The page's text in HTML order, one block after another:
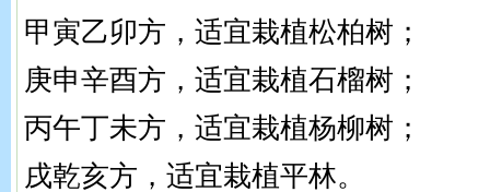
甲寅乙卯方，适宜栽植松柏树；
庚申辛酉方，适宜栽植石榴树；
丙午丁未方，适宜栽植杨柳树；
戌乾亥方，适宜栽植平林。